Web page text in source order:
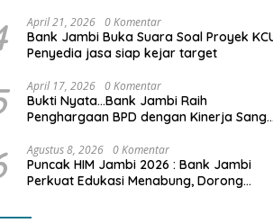
April 21, 2026 0 Komentar
Bank Jambi Buka Suara Soal Proyek
Penyedia jasa siap kejar target
April 17, 2026 0 Komentar
Bukti Nyata…Bank Jambi Raih
Penghargaan BPD dengan Kinerja Sangat
Agustus 8, 2026 0 Komentar
Puncak HIM Jambi 2026 : Bank Jambi
Perkuat Edukasi Menabung, Dorong